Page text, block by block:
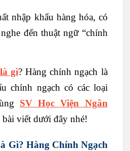
nhập khẩu hàng hóa, có
đến thuật ngữ “chính
gì? Hàng chính ngạch là
chính ngạch có các loại
SV Học Viện Ngân
viết dưới đây nhé!
Gì? Hàng Chính Ngạch